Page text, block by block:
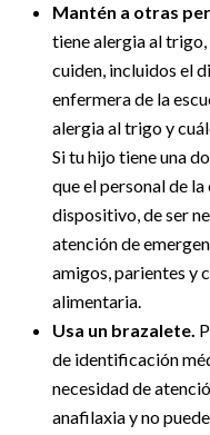
Mantén a otras
tiene alergia al trigo,
cuiden, incluidos el
enfermera de la
alergia al trigo y
Si tu hijo tiene una
que el personal de
dispositivo, de ser
atención de
amigos, parientes y
alimentaria.
Usa un brazalete.
de identificación
necesidad de
anafilaxia y no